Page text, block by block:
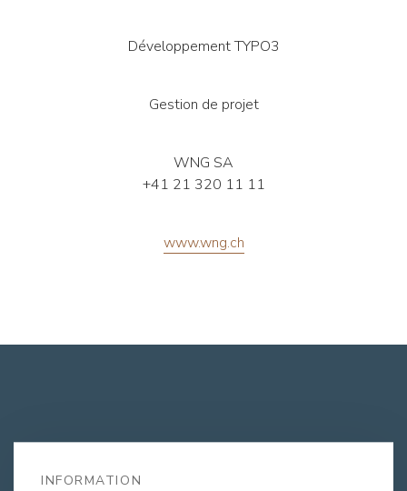
Développement TYPO3
Gestion de projet
WNG SA
+41 21 320 11 11
www.wng.ch
INFORMATION